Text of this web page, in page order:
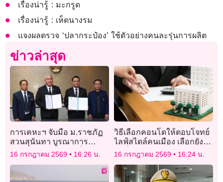
เรื่องน่ารู้ : มะกรูด
เรื่องน่ารู้ : เห็ดนางรม
แจงผลตรวจ ‘ปลากระป๋อง’ ใช้ตัวอย่างคนละรุ่นการผลิต
ข่าวล่าสุด
การเคหะฯ จับมือ ม.ราชภัฏ
สวนสุนันทา บูรณาการ
พัฒนาบุคลากรด้านที่อยู่
อาศัย ชุมชน และเมือง
16 กรกฎาคม 2569 16:26 น.
วิธีเลือกคอนโดให้ตอบโจทย์
ไลฟ์สไตล์คนเมือง เลือกยังไง
ใช่ที่สุด
16 กรกฎาคม 2569 16:24 น.